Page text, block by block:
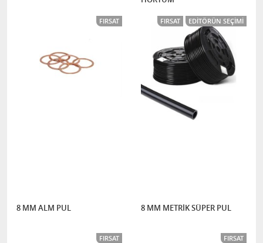
FIRSAT FIRSAT EDITÖRÜN SEÇIMI
8 MM ALM PUL
FIRSAT
8 MM METRİK SÜPER PUL
FIRSAT